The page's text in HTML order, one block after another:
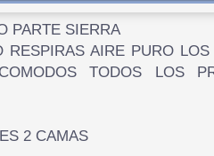
PARTE SIERRA
RESPIRAS AIRE PURO
TODOS LOS
2 CAMAS